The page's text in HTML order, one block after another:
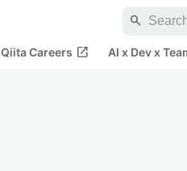
search
Qiita Careers open_in_new AI x Dev x